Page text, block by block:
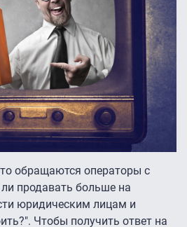
обращаются операторы с
продавать больше на
юридическим лицам и
Чтобы получить ответ на